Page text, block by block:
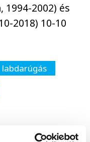
2002) és
2018) 10-10
labdarúgás